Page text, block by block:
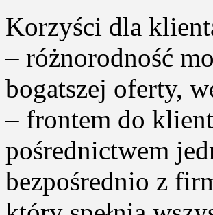
Korzyści dla
– różnorodność
bogatszej oferty,
– frontem do
pośrednictwem
bezpośrednio z